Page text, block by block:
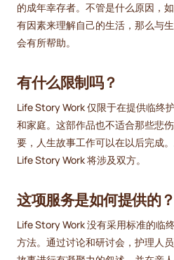
的成年幸存者。不管是什么原因，
有因素来理解自己的生活，那么与
会有所帮助。
有什么限制吗？
Life Story Work 仅限于在提供临终
和家庭。这部作品也不适合那些悲
要，人生故事工作可以在以后完成
Life Story Work 将涉及双方。
这项服务是如何提供的？
Life Story Work 没有采用标准的临
方法。通过讨论和研讨会，护理人